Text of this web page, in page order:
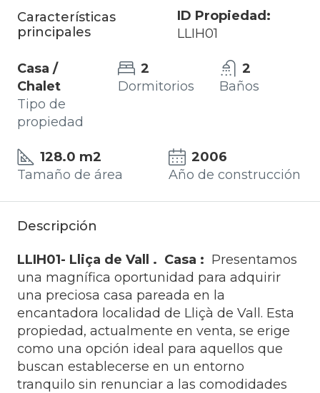
Características
principales
ID Propiedad:
LLIH01
Casa /
Chalet
Tipo de
propiedad
2
Dormitorios
2
Baños
128.0 m2
Tamaño de área
2006
Año de construcción
Descripción
LLIH01- Lliça de Vall . Casa : Presentamos
una magnífica oportunidad para adquirir
una preciosa casa pareada en la
encantadora localidad de Lliçà de Vall. Esta
propiedad, actualmente en venta, se erige
como una opción ideal para aquellos que
buscan establecerse en un entorno
tranquilo sin renunciar a las comodidades